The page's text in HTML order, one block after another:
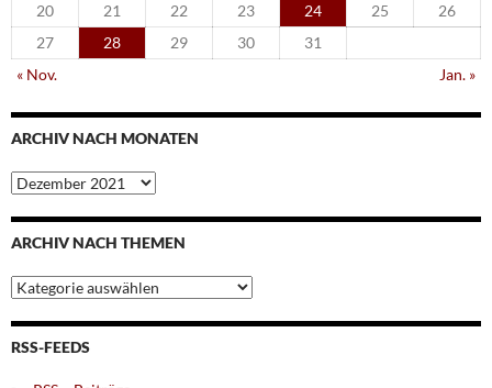
20
21 22 23 24 25
26
27
28 29 30
31
« Nov.
Jan. »
ARCHIV NACH MONATEN
Archiv
nach
Monaten
ARCHIV NACH THEMEN
Archiv
nach
Themen
RSS-FEEDS